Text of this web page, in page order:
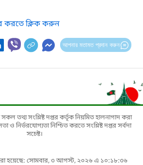
করতে ক্লিক করুন
আপনার মতামত প্রদান করুন
তথ্য সংশ্লিষ্ট দপ্তর কর্তৃক নিয়মিত হালনাগাদ করা
ও নির্ভরযোগ্যতা নিশ্চিত করতে সংশ্লিষ্ট দপ্তর সর্বদা
সচেষ্ট।
হয়েছে: সোমবার, ৩ আগস্ট, ২০২৬ এ ১০:১৮:৩৬